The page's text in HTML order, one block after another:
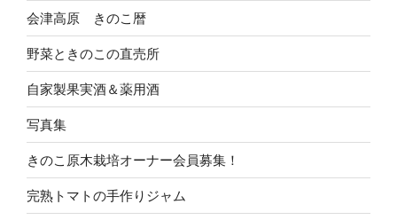
会津高原 きのこ暦
野菜ときのこの直売所
自家製果実酒＆薬用酒
写真集
きのこ原木栽培オーナー会員募集！
完熟トマトの手作りジャム